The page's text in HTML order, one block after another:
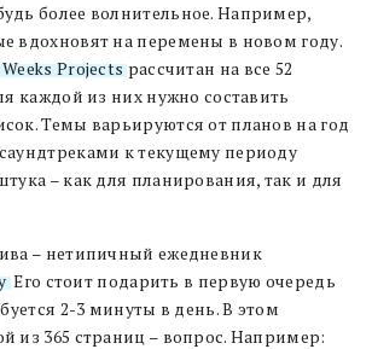
более волнительное. Например,
вдохновят на перемены в новом году.
Weeks Projectsрассчитан на все 52
каждой из них нужно составить
Темы варьируются от планов на год
к текущему периоду
– как для планирования, так и для
– нетипичный ежедневник
. Его стоит подарить в первую очередь
2-3 минуты в день. В этом
из 365 страниц – вопрос. Например: